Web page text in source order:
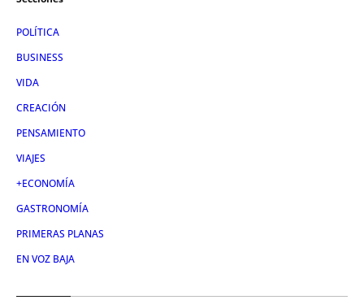
POLÍTICA
BUSINESS
VIDA
CREACIÓN
PENSAMIENTO
VIAJES
+ECONOMÍA
GASTRONOMÍA
PRIMERAS PLANAS
EN VOZ BAJA